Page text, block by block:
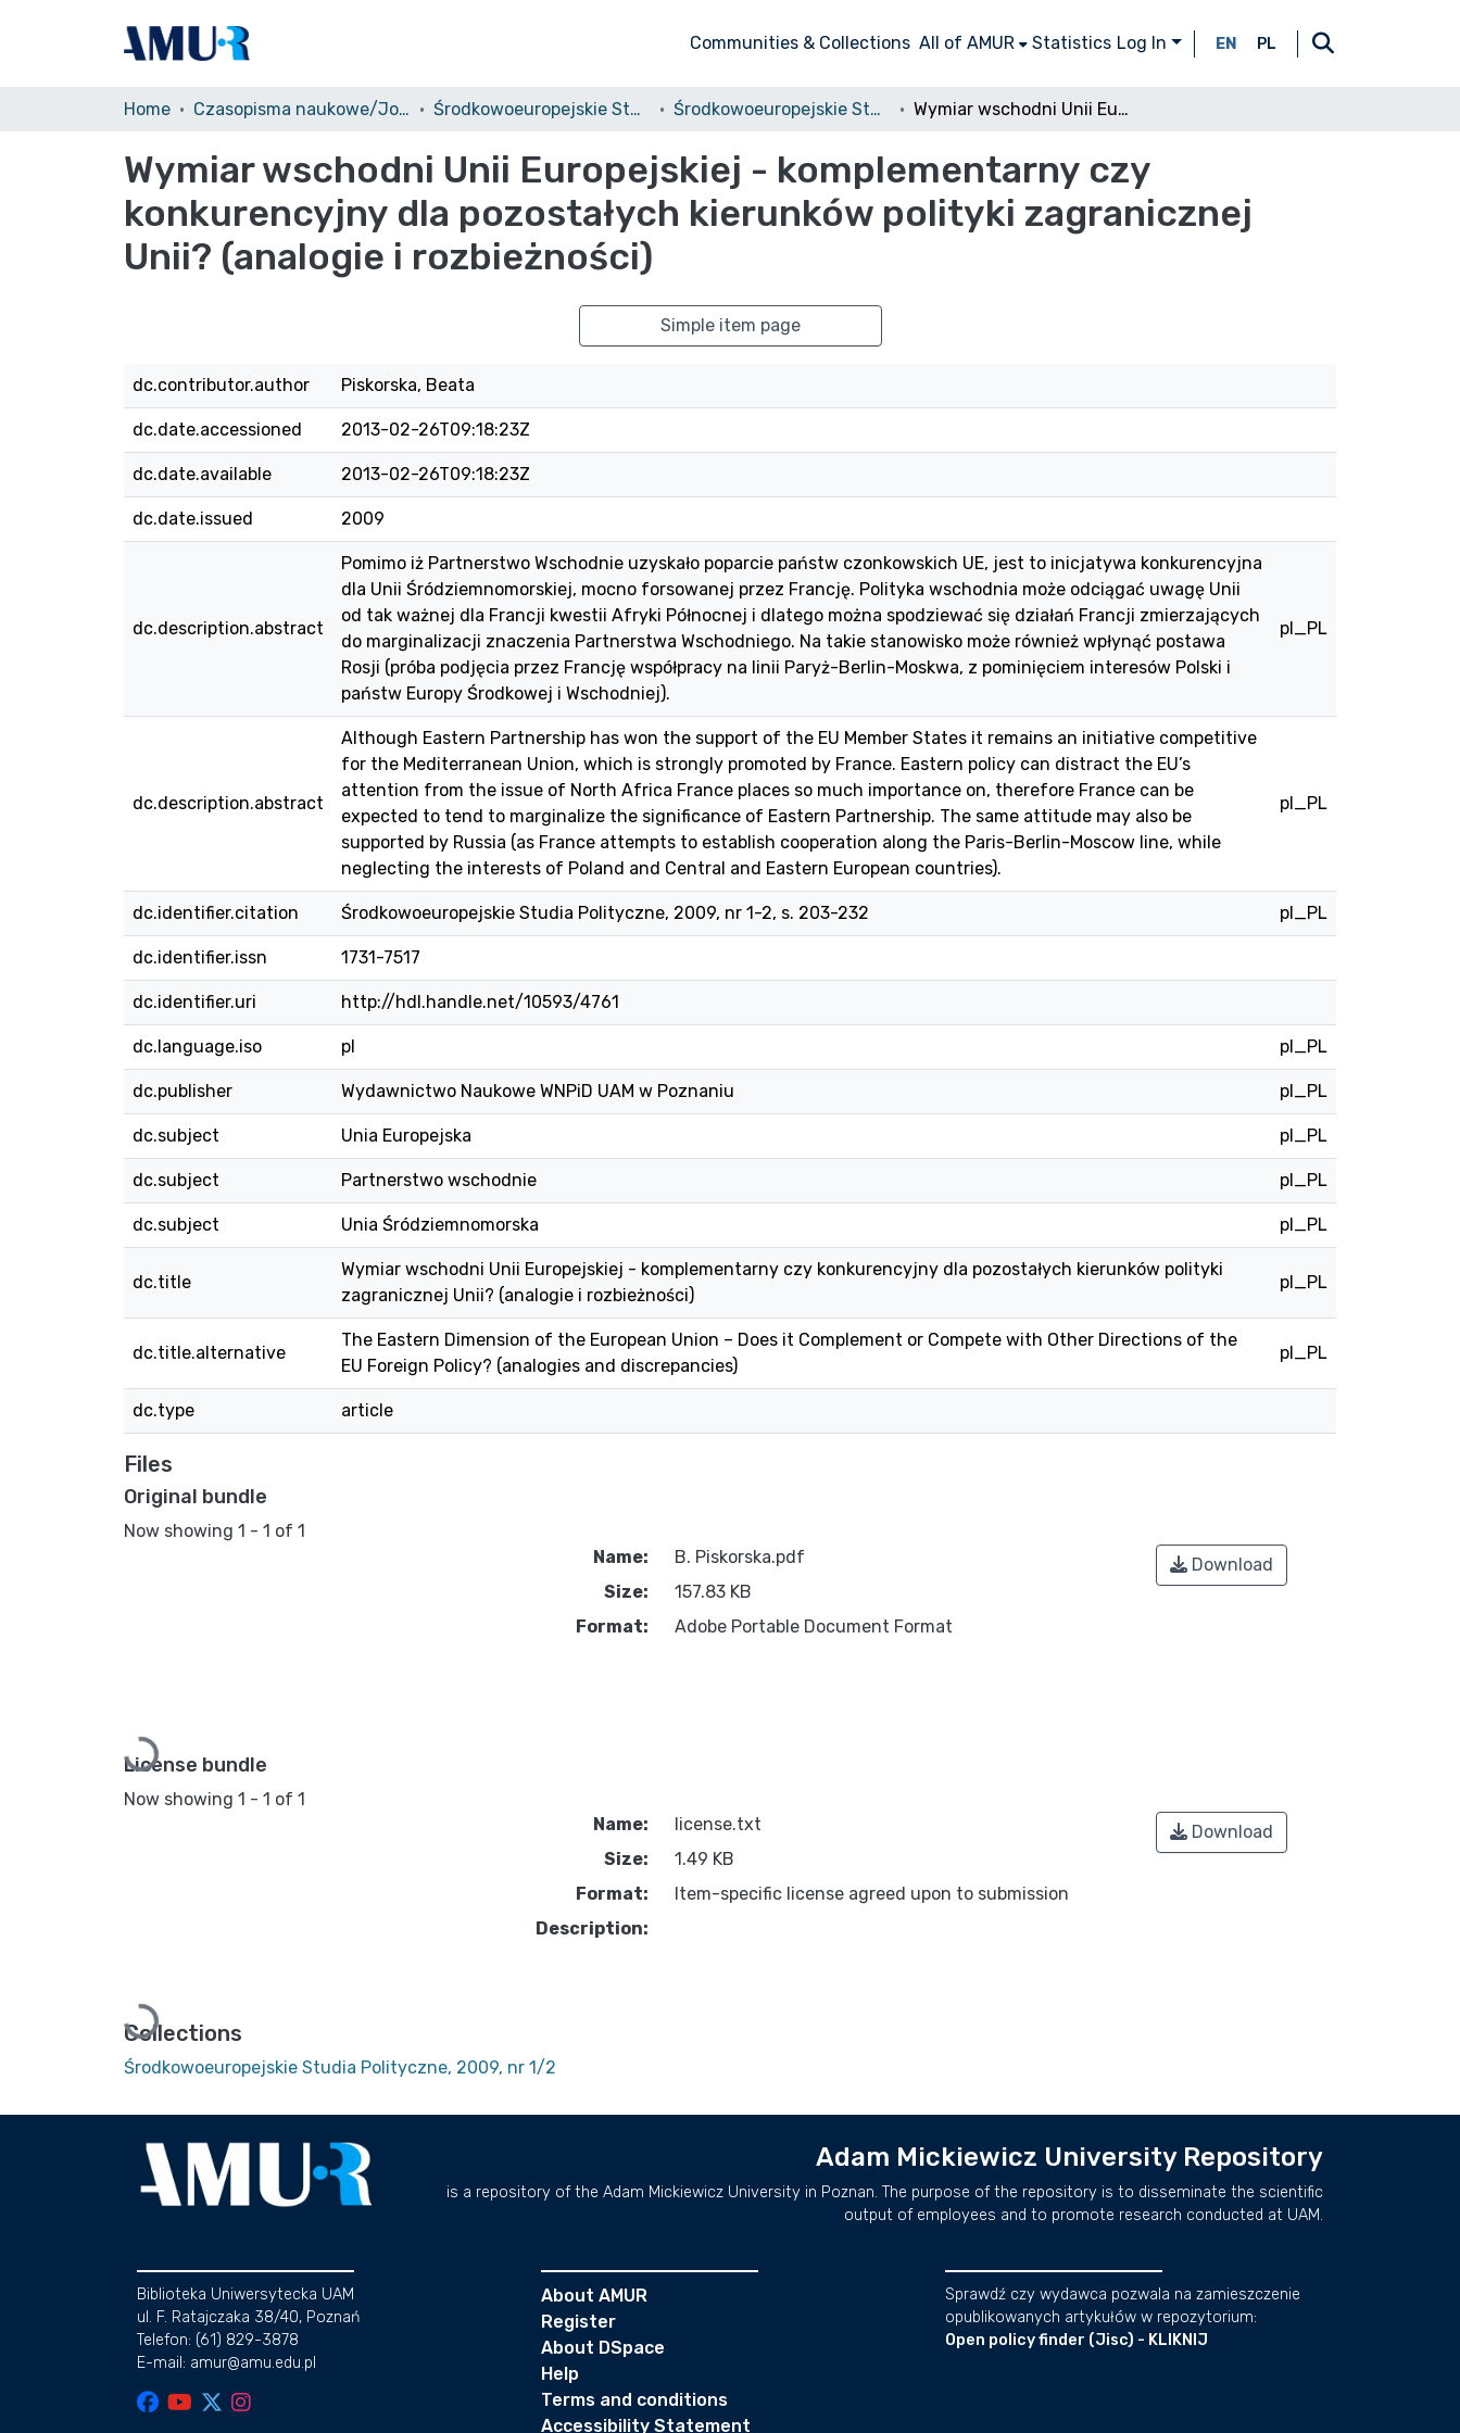
Communities & Collections All of AMUR Statistics Log In EN PL
Home Czasopisma naukowe/Journals Środkowoeuropejskie Studia Polityczne i Medioznawcze Środkowoeuropejskie Studia Polityczne, 2009, nr 1/2 Wymiar wschodni Unii Europejskiej - komplementarny czy konkurencyjny dla pozostałych kierunków polityki zagranicznej Unii? (analogie i rozbieżności)
Wymiar wschodni Unii Europejskiej - komplementarny czy
konkurencyjny dla pozostałych kierunków polityki zagranicznej
Unii? (analogie i rozbieżności)
Simple item page
dc.contributor.author Piskorska, Beata
dc.date.accessioned 2013-02-26T09:18:23Z
dc.date.available 2013-02-26T09:18:23Z
dc.date.issued 2009
dc.description.abstract
Pomimo iż Partnerstwo Wschodnie uzyskało poparcie państw czonkowskich UE, jest to inicjatywa konkurencyjna
dla Unii Śródziemnomorskiej, mocno forsowanej przez Francję. Polityka wschodnia może odciągać uwagę Unii
od tak ważnej dla Francji kwestii Afryki Północnej i dlatego można spodziewać się działań Francji zmierzających
do marginalizacji znaczenia Partnerstwa Wschodniego. Na takie stanowisko może również wpłynąć postawa
Rosji (próba podjęcia przez Francję współpracy na linii Paryż-Berlin-Moskwa, z pominięciem interesów Polski i
państw Europy Środkowej i Wschodniej).
pl_PL
dc.description.abstract
Although Eastern Partnership has won the support of the EU Member States it remains an initiative competitive
for the Mediterranean Union, which is strongly promoted by France. Eastern policy can distract the EU’s
attention from the issue of North Africa France places so much importance on, therefore France can be
expected to tend to marginalize the significance of Eastern Partnership. The same attitude may also be
supported by Russia (as France attempts to establish cooperation along the Paris-Berlin-Moscow line, while
neglecting the interests of Poland and Central and Eastern European countries).
pl_PL
dc.identifier.citation Środkowoeuropejskie Studia Polityczne, 2009, nr 1-2, s. 203-232 pl_PL
dc.identifier.issn 1731-7517
dc.identifier.uri http://hdl.handle.net/10593/4761
dc.language.iso pl pl_PL
dc.publisher Wydawnictwo Naukowe WNPiD UAM w Poznaniu pl_PL
dc.subject Unia Europejska pl_PL
dc.subject Partnerstwo wschodnie pl_PL
dc.subject Unia Śródziemnomorska pl_PL
dc.title
Wymiar wschodni Unii Europejskiej - komplementarny czy konkurencyjny dla pozostałych kierunków polityki
zagranicznej Unii? (analogie i rozbieżności)
pl_PL
dc.title.alternative
The Eastern Dimension of the European Union – Does it Complement or Compete with Other Directions of the
EU Foreign Policy? (analogies and discrepancies)
pl_PL
dc.type article
Files
Original bundle
Now showing 1 - 1 of 1
Loading...
Name:
B. Piskorska.pdf
Size:
157.83 KB
Format:
Adobe Portable Document Format
Download
License bundle
Now showing 1 - 1 of 1
Loading...
Name:
license.txt
Size:
1.49 KB
Format:
Item-specific license agreed upon to submission
Description:
Download
Collections
Środkowoeuropejskie Studia Polityczne, 2009, nr 1/2
Adam Mickiewicz University Repository
is a repository of the Adam Mickiewicz University in Poznan. The purpose of the repository is to disseminate the scientific
output of employees and to promote research conducted at UAM.
Biblioteka Uniwersytecka UAM
ul. F. Ratajczaka 38/40, Poznań
Telefon: (61) 829-3878
E-mail: amur@amu.edu.pl
About AMUR
Register
About DSpace
Help
Terms and conditions
Accessibility Statement
Sprawdź czy wydawca pozwala na zamieszczenie
opublikowanych artykułów w repozytorium:
Open policy finder (Jisc) - KLIKNIJ